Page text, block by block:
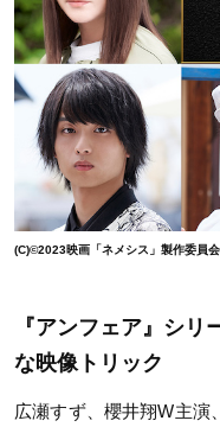
(C)©2023映画「ネメシス」製作委員会
『アンフェア』シ
な映像トリック
広瀬すず、櫻井翔W主演